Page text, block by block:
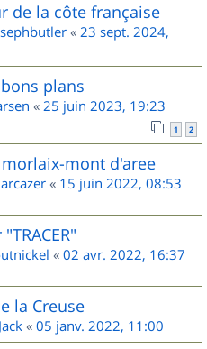
de la côte française
« 23 sept. 2024,
plans
« 25 juin 2023, 19:23
1 2
mont d'aree
« 15 juin 2022, 08:53
« 02 avr. 2022, 16:37
la Creuse
« 05 janv. 2022, 11:00